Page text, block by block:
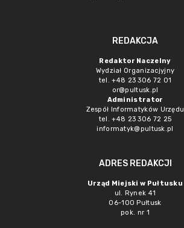
REDAKCJA
Redaktor Naczelny
Wydział Organizacjyjny
tel. +48 23 306 72 01
or@pultusk.pl
Administrator
Zespół Informatyków Urzędu
tel. +48 23 306 72 25
informatyk@pultusk.pl
ADRES REDAKCJI
Urząd Miejski w Pułtusku
ul. Rynek 41
06-100 Pułtusk
pok. nr 1